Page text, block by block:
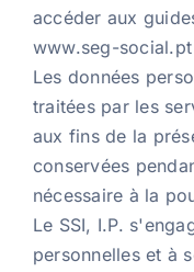
accéder aux
www.seg-
Les données
traitées par les
aux fins de la
conservées
nécessaire à la
Le SSI, I.P.
personnelles et à